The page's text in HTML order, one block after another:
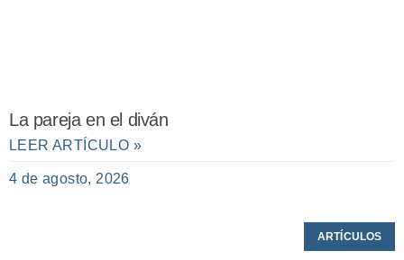
La pareja en el diván
LEER ARTÍCULO »
4 de agosto, 2026
ARTÍCULOS